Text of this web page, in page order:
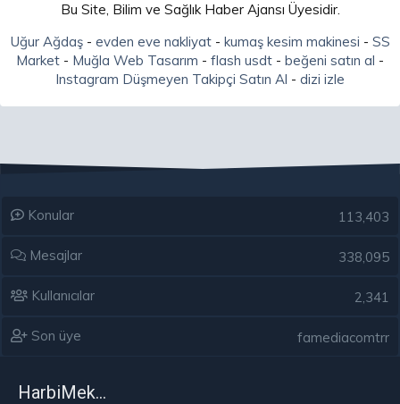
Bu Site, Bilim ve Sağlık Haber Ajansı Üyesidir.
Uğur Ağdaş- evden eve nakliyat- kumaş kesim makinesi - SS
Market - Muğla Web Tasarım - flash usdt - beğeni satın al -
Instagram Düşmeyen Takipçi Satın Al - dizi izle
Konular 113,403
Mesajlar 338,095
Kullanıcılar 2,341
Son üye famediacomtrr
HarbiMekân